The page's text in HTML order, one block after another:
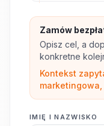
Zamów
Opisz cel, a
konkretne
Kontekst
marketingowa,
IMIĘ I NAZWISKO